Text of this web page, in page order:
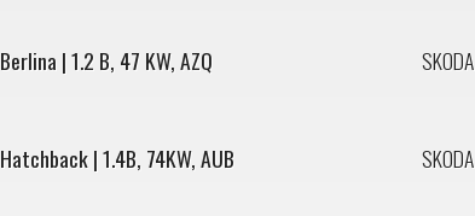
Berlina | 1.2 B, 47 KW, AZQ SKODA
Hatchback | 1.4B, 74KW, AUB SKODA